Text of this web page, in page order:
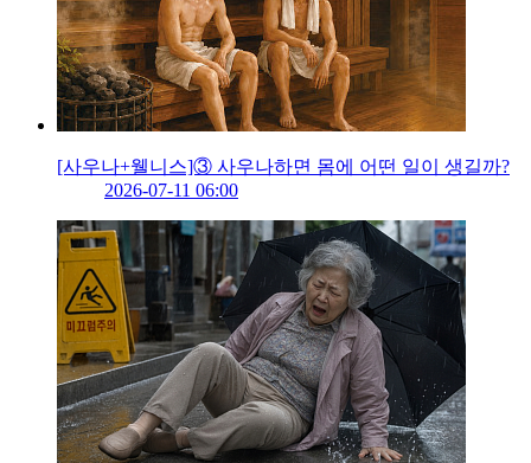
[사우나+웰니스]③ 사우나하면 몸에 어떤 일이 생길까?
2026-07-11 06:00